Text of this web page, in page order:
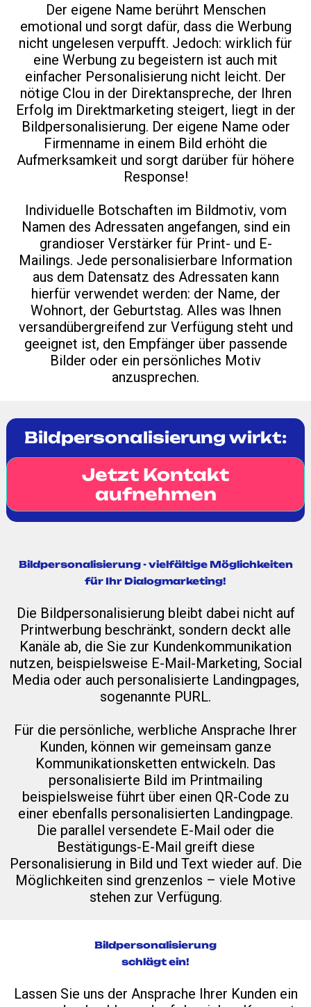
Der eigene Name berührt Menschen
emotional und sorgt dafür, dass die Werbung
nicht ungelesen verpufft. Jedoch: wirklich für
eine Werbung zu begeistern ist auch mit
einfacher Personalisierung nicht leicht. Der
nötige Clou in der Direktanspreche, der Ihren
Erfolg im Direktmarketing steigert, liegt in der
Bildpersonalisierung. Der eigene Name oder
Firmenname in einem Bild erhöht die
Aufmerksamkeit und sorgt darüber für höhere
Response!
Individuelle Botschaften im Bildmotiv, vom
Namen des Adressaten angefangen, sind ein
grandioser Verstärker für Print- und E-
Mailings. Jede personalisierbare Information
aus dem Datensatz des Adressaten kann
hierfür verwendet werden: der Name, der
Wohnort, der Geburtstag. Alles was Ihnen
versandübergreifend zur Verfügung steht und
geeignet ist, den Empfänger über passende
Bilder oder ein persönliches Motiv
anzusprechen.
Bildpersonalisierung wirkt:
Jetzt Kontakt
aufnehmen
Bildpersonalisierung - vielfältige Möglichkeiten
für Ihr Dialogmarketing!
Die Bildpersonalisierung bleibt dabei nicht auf
Printwerbung beschränkt, sondern deckt alle
Kanäle ab, die Sie zur Kundenkommunikation
nutzen, beispielsweise E-Mail-Marketing, Social
Media oder auch personalisierte Landingpages,
sogenannte PURL.
Für die persönliche, werbliche Ansprache Ihrer
Kunden, können wir gemeinsam ganze
Kommunikationsketten entwickeln. Das
personalisierte Bild im Printmailing
beispielsweise führt über einen QR-Code zu
einer ebenfalls personalisierten Landingpage.
Die parallel versendete E-Mail oder die
Bestätigungs-E-Mail greift diese
Personalisierung in Bild und Text wieder auf. Die
Möglichkeiten sind grenzenlos – viele Motive
stehen zur Verfügung.
Bildpersonalisierung
schlägt ein!
Lassen Sie uns der Ansprache Ihrer Kunden ein